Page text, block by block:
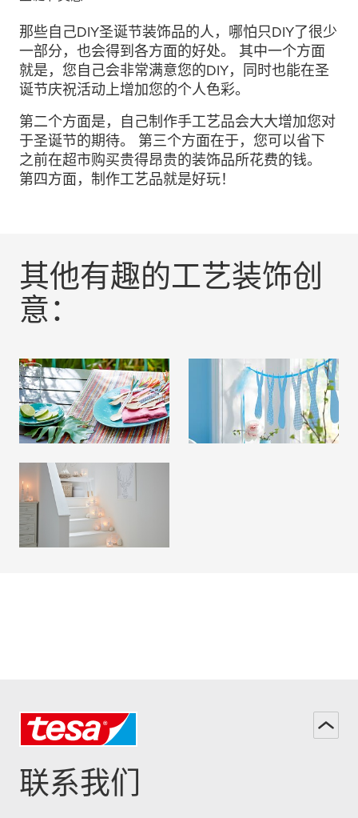
那些自己DIY圣诞节装饰品的人，哪怕只DIY了很少
一部分，也会得到各方面的好处。 其中一个方面
就是，您自己会非常满意您的DIY，同时也能在圣
诞节庆祝活动上增加您的个人色彩。
第二个方面是，自己制作手工艺品会大大增加您对
于圣诞节的期待。 第三个方面在于，您可以省下
之前在超市购买贵得昂贵的装饰品所花费的钱。
第四方面，制作工艺品就是好玩！
其他有趣的工艺装饰创
意：
聚会装饰
阅读更多
复活节装扮
阅读更多
冬季装饰品
阅读更多
联系我们